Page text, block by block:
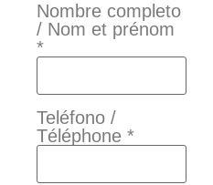
Nombre completo
/ Nom et prénom
*
Teléfono /
Téléphone *